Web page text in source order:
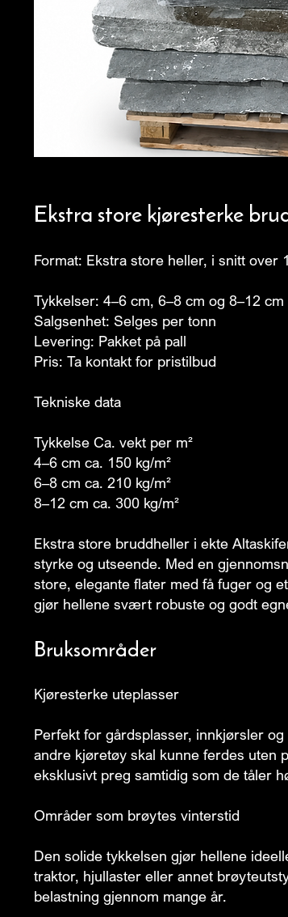
Ekstra store kjøresterke
Format: Ekstra store heller, i snitt over
Tykkelser: 4–6 cm, 6–8 cm og 8–12 cm
Salgsenhet: Selges per tonn
Levering: Pakket på pall
Pris: Ta kontakt for pristilbud
Tekniske data
Tykkelse Ca. vekt per m²
4–6 cm ca. 150 kg/m²
6–8 cm ca. 210 kg/m²
8–12 cm ca. 300 kg/m²
Ekstra store bruddheller i ekte
styrke og utseende. Med en
store, elegante flater med få fuger og
gjør hellene svært robuste og godt
Bruksområder
Kjøresterke uteplasser
Perfekt for gårdsplasser, innkjørsler
andre kjøretøy skal kunne ferdes uten
eksklusivt preg samtidig som de tåler
Områder som brøytes vinterstid
Den solide tykkelsen gjør hellene
traktor, hjullaster eller annet
belastning gjennom mange år.